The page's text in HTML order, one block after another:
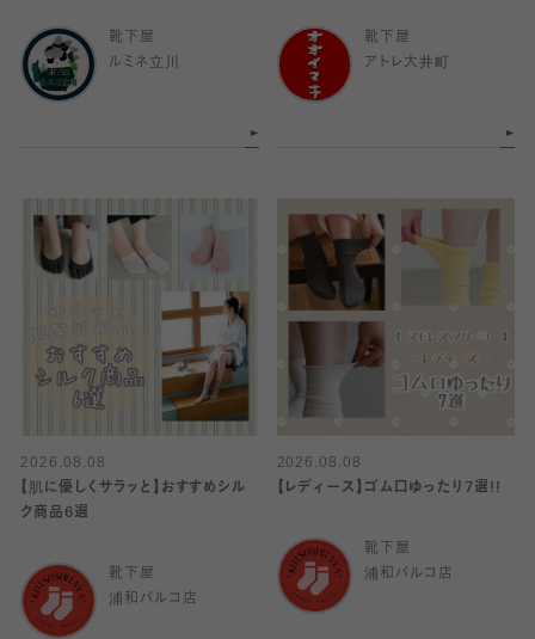
靴下屋
ルミネ立川
靴下屋
アトレ大井町
2026.08.08
【肌に優しくサラッと】おすすめシル
ク商品6選
靴下屋
浦和パルコ店
2026.08.08
【レディース】ゴム口ゆったり7選!!
靴下屋
浦和パルコ店